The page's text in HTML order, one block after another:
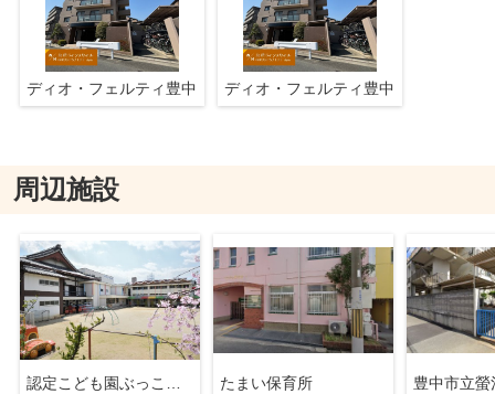
ディオ・フェルティ豊中 ディオ・フェルティ豊中
周辺施設
認定こども園ぶっこう幼稚園
たまい保育所
豊中市立螢